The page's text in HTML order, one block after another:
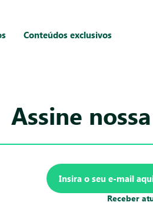
Conteúdos exclusivos
Assine
Receber